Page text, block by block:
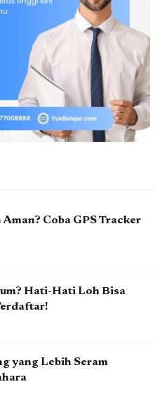
Coba GPS Tracker
Hati-Hati Loh Bisa
yang Lebih Seram